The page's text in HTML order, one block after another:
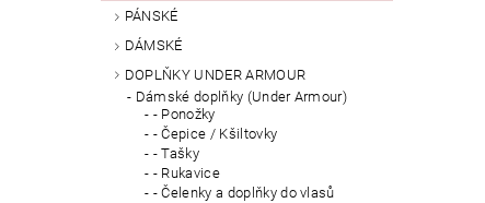
PÁNSKÉ
DÁMSKÉ
DOPLŇKY UNDER ARMOUR
Dámské doplňky (Under Armour)
- Ponožky
- Čepice / Kšiltovky
- Tašky
- Rukavice
- Čelenky a doplňky do vlasů